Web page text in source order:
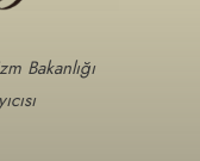
Bakanlığı